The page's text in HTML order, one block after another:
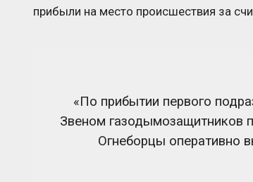
прибыли на место происшествия за
«По прибытии первого
Звеном газодымозащитников
Огнеборцы оперативно